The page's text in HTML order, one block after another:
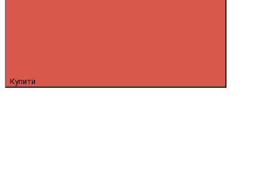
Купити